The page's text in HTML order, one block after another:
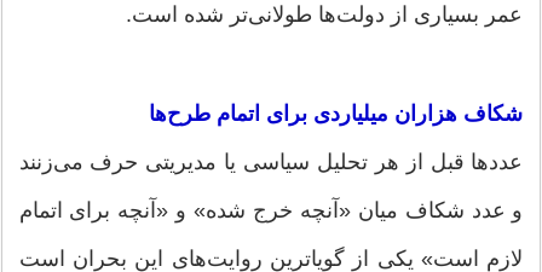
عمر بسیاری از دولت‌ها طولانی‌تر شده است.
شکاف ‌هزاران میلیاردی برای اتمام طرح‌ها
عددها قبل از هر تحلیل سیاسی یا مدیریتی حرف می‌زنند
و عدد شکاف میان «آنچه خرج شده» و «آنچه برای اتمام
لازم است» یکی از گویاترین روایت‌های این بحران است